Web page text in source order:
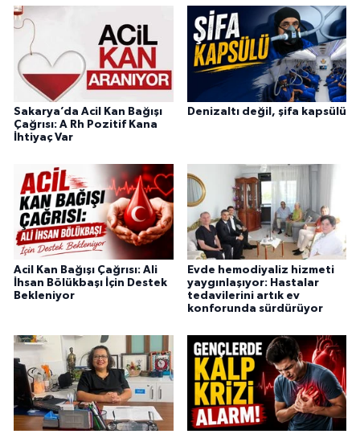
Sakarya’da Acil Kan Bağışı
Çağrısı: A Rh Pozitif Kana
İhtiyaç Var
Denizaltı değil, şifa kapsülü
Acil Kan Bağışı Çağrısı: Ali
İhsan Bölükbaşı İçin Destek
Bekleniyor
Evde hemodiyaliz hizmeti
yaygınlaşıyor: Hastalar
tedavilerini artık ev
konforunda sürdürüyor